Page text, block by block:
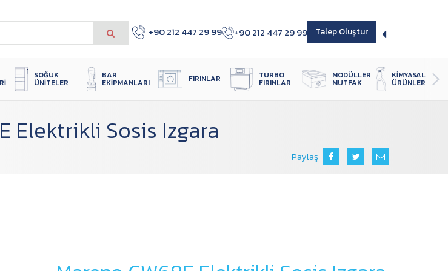
+90 212 447 29 99 +90 212 447 29 99 Talep Oluştur
SOĞUK
ÜNITELER
BAR
EKIPMANLARI FIRINLAR TURBO
FIRINLAR
MODÜLLER
MUTFAK
KIMYASAL
ÜRÜNLER
Elektrikli Sosis Izgara
Paylaş